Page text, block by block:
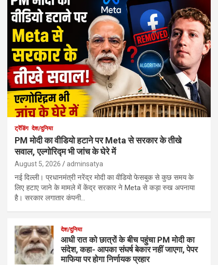
ट्रेंडिंग देश/दुनिया
PM मोदी का वीडियो हटाने पर Meta से सरकार के तीखे
सवाल, एल्गोरिद्म भी जांच के घेरे में
August 5, 2026 adminsatya
नई दिल्ली। प्रधानमंत्री नरेंद्र मोदी का वीडियो फेसबुक से कुछ समय के
लिए हटाए जाने के मामले में केंद्र सरकार ने Meta से कड़ा रुख अपनाया
है। सरकार लगातार कंपनी…
देश/दुनिया
आधी रात को छात्रों के बीच पहुंचा PM मोदी का
संदेश, कहा- आपका संघर्ष बेकार नहीं जाएगा, पेपर
माफिया पर होगा निर्णायक प्रहार